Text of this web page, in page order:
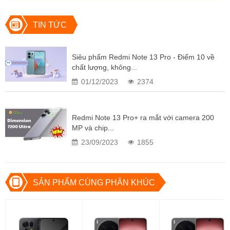
chứng nhận bởi Rheinland về bảo vệ mắt, giúp giảm mỏi mắt một
cách hiệu quả. Nhiệt độ màu sẽ tự động điều chỉnh thông minh
luôn thoải mái và không bị chói.
TIN TỨC
Siêu phẩm Redmi Note 13 Pro - Điểm 10 về
chất lượng, không...
01/12/2023
2374
Redmi Note 13 Pro+ ra mắt với camera 200
MP và chip...
23/09/2023
1855
SẢN PHẨM CÙNG PHÂN KHÚC